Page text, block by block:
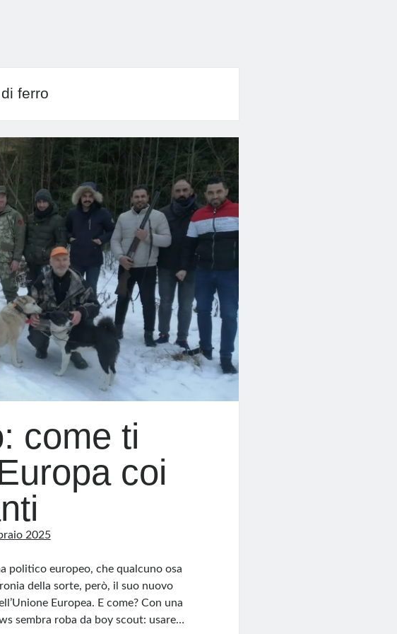
ferro
come ti
coi
2025
politico europeo, che qualcuno osa
della sorte, però, il suo nuovo
Europea. E come? Con una
sembra roba da boy scout: usare…